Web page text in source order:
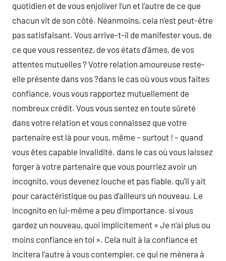
quotidien et de vous enjoliver l’un et l’autre de ce que
chacun vit de son côté. Néanmoins, cela n’est peut-être
pas satisfaisant. Vous arrive-t-il de manifester vous, de
ce que vous ressentez, de vos états d’âmes, de vos
attentes mutuelles ? Votre relation amoureuse reste-
elle présente dans vos ?dans le cas où vous vous faites
confiance, vous vous rapportez mutuellement de
nombreux crédit. Vous vous sentez en toute sûreté
dans votre relation et vous connaissez que votre
partenaire est là pour vous, même – surtout ! – quand
vous êtes capable invalidité. dans le cas où vous laissez
forger à votre partenaire que vous pourriez avoir un
incognito, vous devenez louche et pas fiable, qu’il y ait
pour caractéristique ou pas d’ailleurs un nouveau. Le
incognito en lui-même a peu d’importance. si vous
gardez un nouveau, quoi implicitement « Je n’ai plus ou
moins confiance en toi ». Cela nuit à la confiance et
incitera l’autre à vous contempler, ce qui ne mènera à